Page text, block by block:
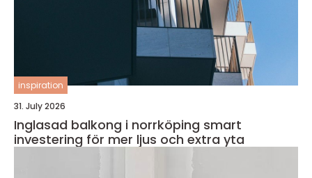
inspiration
31. July 2026
Inglasad balkong i norrköping smart
investering för mer ljus och extra yta